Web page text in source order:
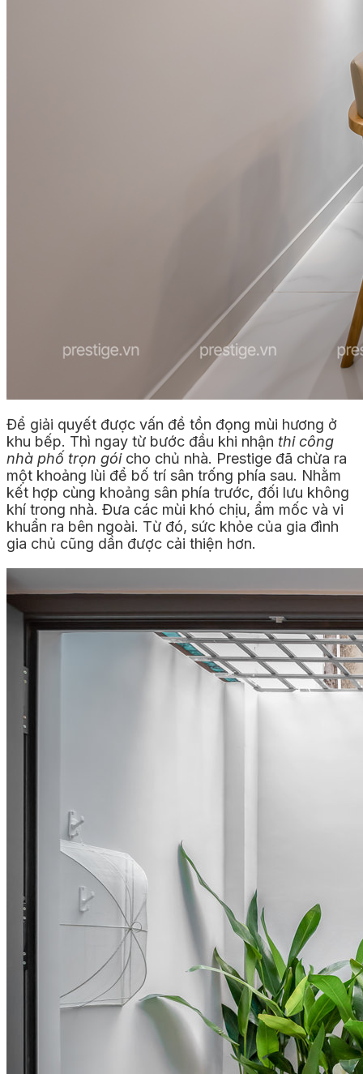
Để giải quyết được vấn đề tồn đọng mùi hương ở
khu bếp. Thì ngay từ bước đầu khi nhận thi công
nhà phố trọn góicho chủ nhà. Prestige đã chừa ra
một khoảng lùi để bố trí sân trống phía sau. Nhằm
kết hợp cùng khoảng sân phía trước, đối lưu không
khí trong nhà. Đưa các mùi khó chịu, ẩm mốc và vi
khuẩn ra bên ngoài. Từ đó, sức khỏe của gia đình
gia chủ cũng dần được cải thiện hơn.